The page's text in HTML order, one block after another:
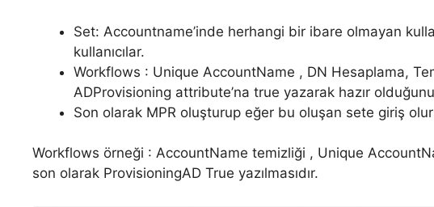
Set: Accountname’inde herhangi bir ibare olmayan
kullanıcılar.
Workflows : Unique AccountName , DN Hesaplama,
ADProvisioning attribute’na true yazarak hazır
Son olarak MPR oluşturup eğer bu oluşan sete giriş
Workflows örneği : AccountName temizliği , Unique
son olarak ProvisioningAD True yazılmasıdır.